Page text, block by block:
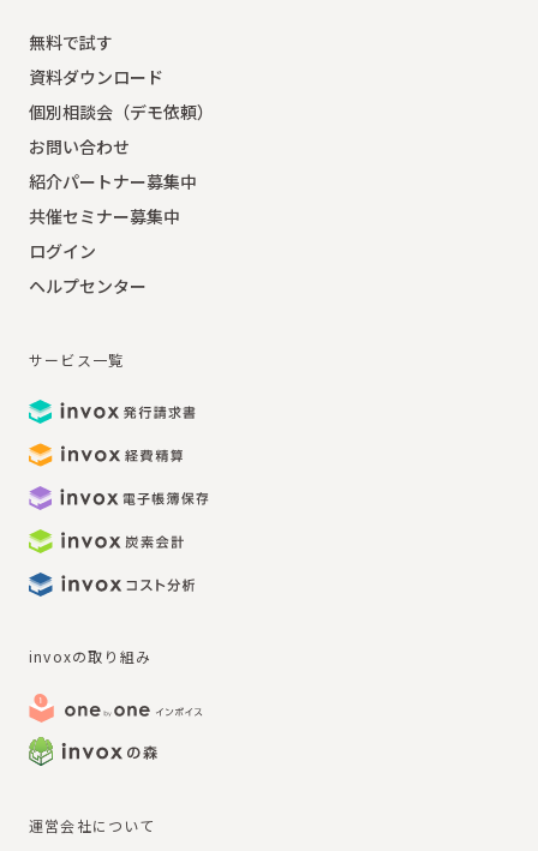
無料で試す
資料ダウンロード
個別相談会（デモ依頼）
お問い合わせ
紹介パートナー募集中
共催セミナー募集中
ログイン
ヘルプセンター
サービス一覧
invoxの取り組み
運営会社について